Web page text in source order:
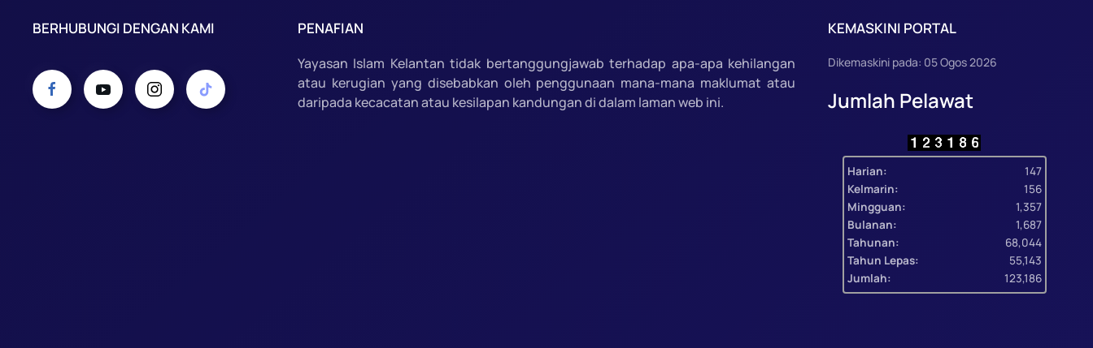
BERHUBUNGI DENGAN KAMI PENAFIAN
Yayasan Islam Kelantan tidak bertanggungjawab terhadap apa-apa kehilangan
atau kerugian yang disebabkan oleh penggunaan mana-mana maklumat atau
daripada kecacatan atau kesilapan kandungan di dalam laman web ini.
KEMASKINI PORTAL
Dikemaskini pada: 05 Ogos 2026
Jumlah Pelawat
Harian:
147
Kelmarin:
156
Mingguan:
1,357
Bulanan:
1,687
Tahunan:
68,044
Tahun Lepas:
55,143
Jumlah:
123,186